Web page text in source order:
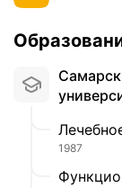
Самарский государственный медицинский
1987
Функциональная диагностика